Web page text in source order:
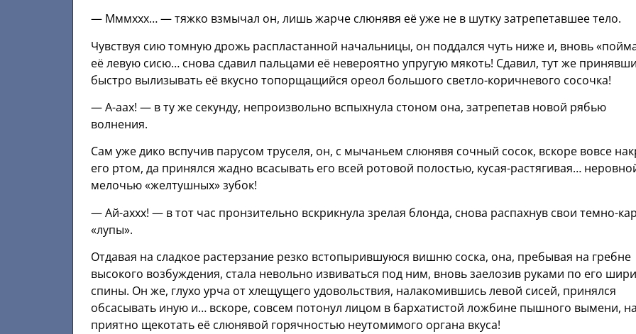
— Мммххх… — тяжко взмычал он, лишь жарче слюнявя её уже не в шутку затрепетавшее тело.
Чувствуя сию томную дрожь распластанной начальницы, он поддался чуть ниже и, вновь
её левую сисю… снова сдавил пальцами её невероятно упругую мякоть! Сдавил, тут же
быстро вылизывать её вкусно топорщащийся ореол большого светло-коричневого сосочка!
— А-аах! — в ту же секунду, непроизвольно вспыхнула стоном она, затрепетав новой рябью
волнения.
Сам уже дико вспучив парусом труселя, он, с мычаньем слюнявя сочный сосок, вскоре вовсе
его ртом, да принялся жадно всасывать его всей ротовой полостью, кусая-растягивая…
мелочью «желтушных» зубок!
— Ай-аххх! — в тот час пронзительно вскрикнула зрелая блонда, снова распахнув свои темно-
«лупы».
Отдавая на сладкое растерзание резко встопырившуюся вишню соска, она, пребывая на гребне
высокого возбуждения, стала невольно извиваться под ним, вновь заелозив руками по его шири
спины. Он же, глухо урча от хлещущего удовольствия, налакомившись левой сисей, принялся
обсасывать иную и… вскоре, совсем потонул лицом в бархатистой ложбине пышного вымени,
приятно щекотать её слюнявой горячностью неутомимого органа вкуса!